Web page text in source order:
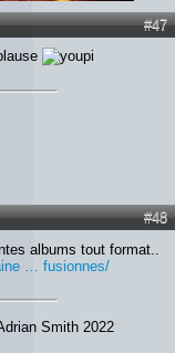
#47
#48
albums tout format..
… fusionnes/
Smith 2022